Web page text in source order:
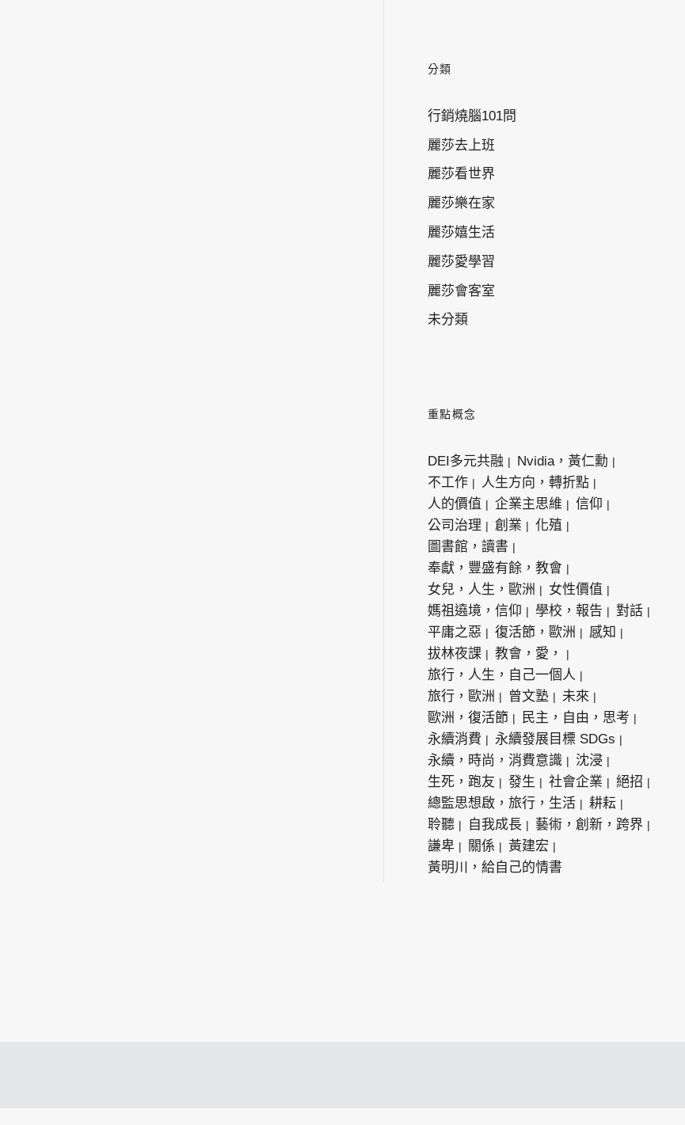
分類
行銷燒腦101問
麗莎去上班
麗莎看世界
麗莎樂在家
麗莎嬉生活
麗莎愛學習
麗莎會客室
未分類
重點概念
DEI多元共融
Nvidia，黃仁勳
不工作
人生方向，轉折點
人的價值
企業主思維
信仰
公司治理
創業
化殖
圖書館，讀書
奉獻，豐盛有餘，教會
女兒，人生，歐洲
女性價值
媽祖遶境，信仰
學校，報告
對話
平庸之惡
復活節，歐洲
感知
拔林夜課
教會，愛，
旅行，人生，自己一個人
旅行，歐洲
曾文塾
未來
歐洲，復活節
民主，自由，思考
永續消費
永續發展目標 SDGs
永續，時尚，消費意識
沈浸
生死，跑友
發生 社會企業
絕招
總監思想啟，旅行，生活
耕耘
聆聽
自我成長
藝術，創新，跨界
謙卑
關係
黃建宏
黃明川，給自己的情書